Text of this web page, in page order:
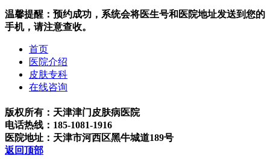
温馨提醒：预约成功，系统会将医生号和医院地址发送到您的
手机，请注意查收。
首页
医院介绍
皮肤专科
在线咨询
版权所有：天津津门皮肤病医院
电话热线：185-1081-1916
医院地址：天津市河西区黑牛城道189号
返回顶部